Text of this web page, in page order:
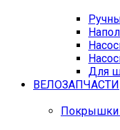
Для
ВЕЛОЗАПЧАСТИ
Покрышки